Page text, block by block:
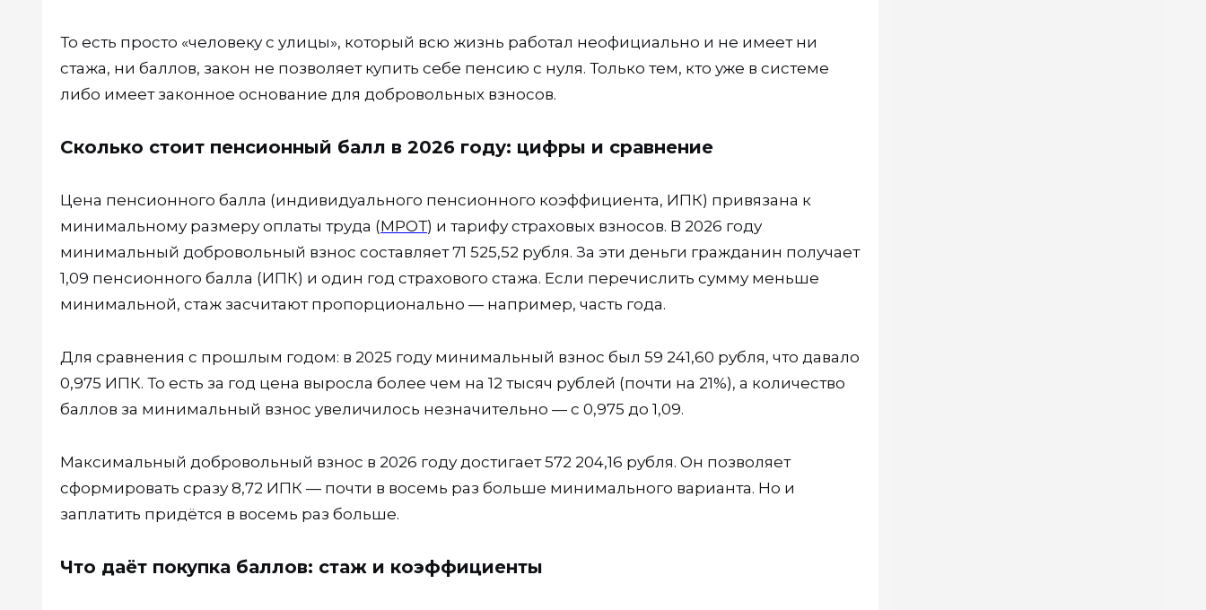
То есть просто «человеку с улицы», который всю жизнь работал неофициально и не имеет ни
стажа, ни баллов, закон не позволяет купить себе пенсию с нуля. Только тем, кто уже в системе
либо имеет законное основание для добровольных взносов.
Сколько стоит пенсионный балл в 2026 году: цифры и сравнение
Цена пенсионного балла (индивидуального пенсионного коэффициента, ИПК) привязана к
минимальному размеру оплаты труда (МРОТ) и тарифу страховых взносов. В 2026 году
минимальный добровольный взнос составляет 71 525,52 рубля. За эти деньги гражданин получает
1,09 пенсионного балла (ИПК) и один год страхового стажа. Если перечислить сумму меньше
минимальной, стаж засчитают пропорционально — например, часть года.
Для сравнения с прошлым годом: в 2025 году минимальный взнос был 59 241,60 рубля, что давало
0,975 ИПК. То есть за год цена выросла более чем на 12 тысяч рублей (почти на 21%), а количество
баллов за минимальный взнос увеличилось незначительно — с 0,975 до 1,09.
Максимальный добровольный взнос в 2026 году достигает 572 204,16 рубля. Он позволяет
сформировать сразу 8,72 ИПК — почти в восемь раз больше минимального варианта. Но и
заплатить придётся в восемь раз больше.
Что даёт покупка баллов: стаж и коэффициенты